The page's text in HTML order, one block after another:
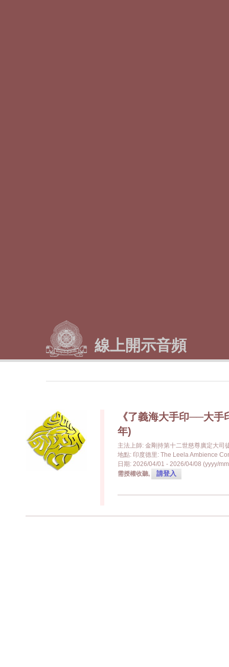
線上開示音頻
《了義海大手印──大
年)
主法上師: 金剛持第十二世慈尊廣定大司
地點: 印度德里: The Leela Ambience
日期: 2026/04/01 - 2026/04/08 (yyyy/
需授權收聽,
請登入